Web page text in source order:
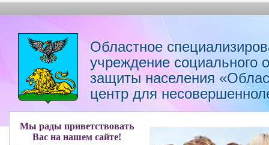
Областное
учреждение социального
защиты населения
центр для
Мы рады приветствовать
Вас на нашем сайте!